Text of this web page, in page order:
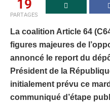
19
PARTAGES
La coalition Article 64
figures majeures de
annoncé le report du
Président de la
initialement prévu ce
communiqué d’étape